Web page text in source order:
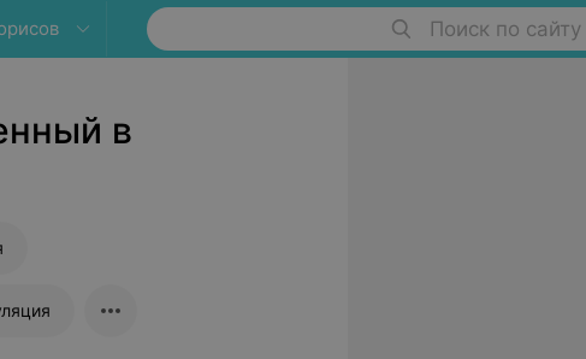
Поиск по сайту
в